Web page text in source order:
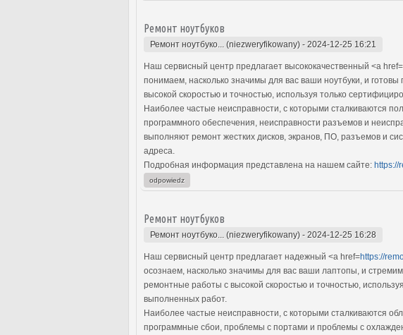
Ремонт ноутбуков
Ремонт ноутбуко... (niezweryfikowany) - 2024-12-25 16:21
Наш сервисный центр предлагает высококачественный <a href=
понимаем, насколько значимы для вас ваши ноутбуки, и
высокой скоростью и точностью, используя только
Наиболее частые неисправности, с которыми сталкиваются
программного обеспечения, неисправности разъемов и
выполняют ремонт жестких дисков, экранов, ПО, разъемов и
адреса.
Подробная информация представлена на нашем сайте: https://
odpowiedz
Ремонт ноутбуков
Ремонт ноутбуко... (niezweryfikowany) - 2024-12-25 16:28
Наш сервисный центр предлагает надежный <a href=https://
осознаем, насколько значимы для вас ваши лаптопы, и
ремонтные работы с высокой скоростью и точностью,
выполненных работ.
Наиболее частые неисправности, с которыми сталкиваются
программные сбои, проблемы с портами и проблемы с